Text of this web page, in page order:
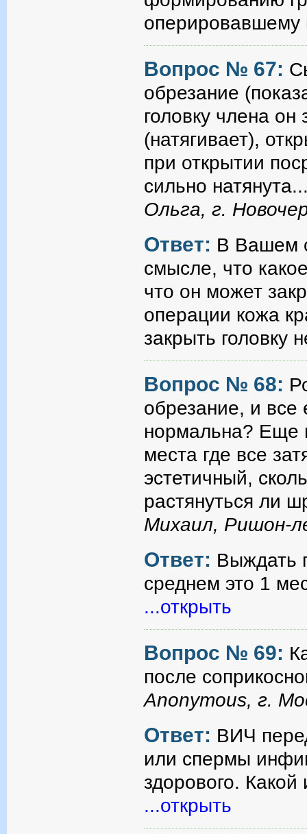
оперировавшему
Вопрос № 67:
обрезание
головку члена
(натягивает),
при открытии
сильно
Ольга, г.
Ответ: В Вашем
смысле, что
что он может
операции кожа
закрыть головку
Вопрос № 68:
обрезание, и
нормальна? Еще
места где все
эстетичный,
растянуться ли
Михаил, Ришон-
Ответ: Выждать
среднем это 1
...открыть
Вопрос № 69:
после
Anonymous, г.
Ответ: ВИЧ
или спермы
здорового.
...открыть